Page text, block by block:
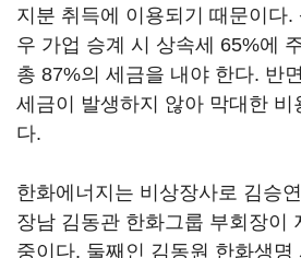
지분 취득에 이용되기 때문이다.
우 가업 승계 시 상속세 65%에
총 87%의 세금을 내야 한다. 반
세금이 발생하지 않아 막대한 비
다.
한화에너지는 비상장사로 김승
장남 김동관 한화그룹 부회장이
중이다. 둘째인 김동원 한화생명